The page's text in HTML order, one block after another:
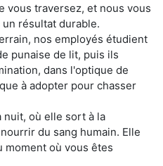
vous traversez, et nous vous
résultat durable.
nos employés étudient
punaise de lit, puis ils
dans l'optique de
à adopter pour chasser
nuit, où elle sort à la
du sang humain. Elle
moment où vous êtes